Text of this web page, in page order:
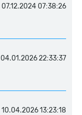
07.12.2024 07:38:26
04.01.2026 22:33:37
10.04.2026 13:23:18